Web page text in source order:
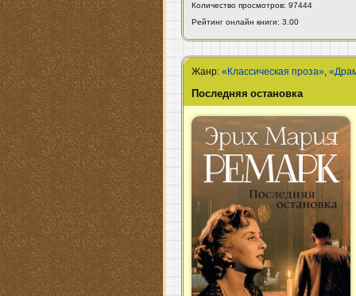
Количество просмотров: 97444
Рейтинг онлайн книги: 3.00
Жанр:«Классическая проза»,
Последняя остановка